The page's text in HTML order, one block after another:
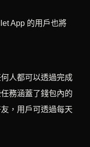
App 的用戶也將
人都可以透過完成
務涵蓋了錢包內的
，用戶可透過每天